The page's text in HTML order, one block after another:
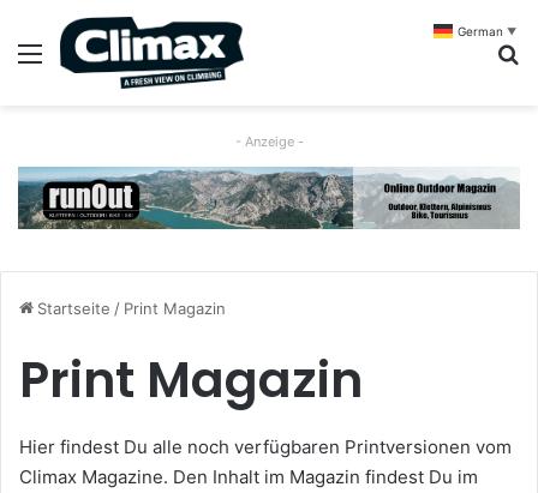
Menü
- Anzeige -
Startseite / Print Magazin
Print Magazin
Hier findest Du alle noch verfügbaren Printversionen vom
Climax Magazine. Den Inhalt im Magazin findest Du im
German ▼